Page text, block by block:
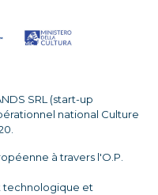
SRL (start-up
national Culture
à travers l'O.P.
technologique et